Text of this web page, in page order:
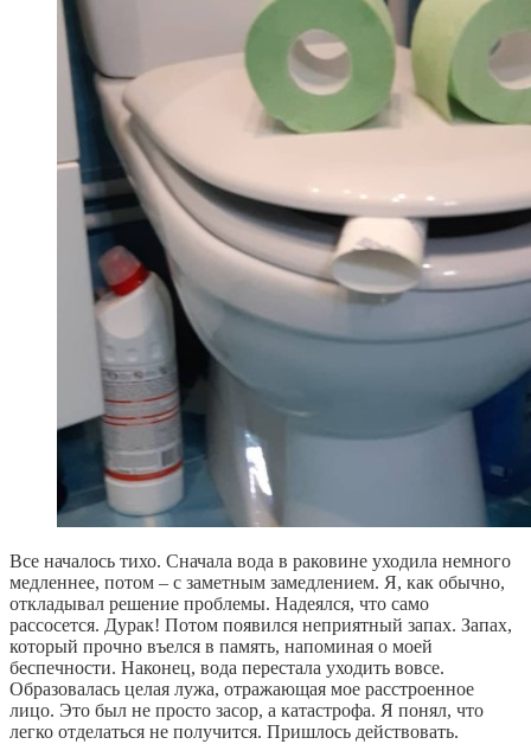
Все началось тихо. Сначала вода в раковине уходила немного
медленнее, потом – с заметным замедлением. Я, как обычно,
откладывал решение проблемы. Надеялся, что само
рассосется. Дурак! Потом появился неприятный запах. Запах,
который прочно въелся в память, напоминая о моей
беспечности. Наконец, вода перестала уходить вовсе.
Образовалась целая лужа, отражающая мое расстроенное
лицо. Это был не просто засор, а катастрофа. Я понял, что
легко отделаться не получится. Пришлось действовать.